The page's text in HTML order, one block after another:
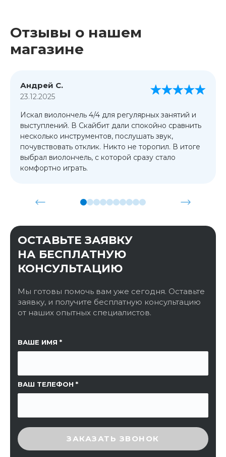
Отзывы о нашем
магазине
Андрей С.
23.12.2025
Искал виолончель 4/4 для регулярных занятий и
выступлений. В Скайбит дали спокойно сравнить
несколько инструментов, послушать звук,
почувствовать отклик. Никто не торопил. В итоге
выбрал виолончель, с которой сразу стало
комфортно играть.
ОСТАВЬТЕ ЗАЯВКУ
НА БЕСПЛАТНУЮ
КОНСУЛЬТАЦИЮ
Мы готовы помочь вам уже сегодня. Оставьте
заявку, и получите бесплатную консультацию
от наших опытных специалистов.
ВАШЕ ИМЯ
ВАШ ТЕЛЕФОН
ССЫЛКА НА СТРАНИЦУ
ВВЕДИТЕ ПРОВЕРОЧНЫЙ КОД
ЗАКАЗАТЬ ЗВОНОК